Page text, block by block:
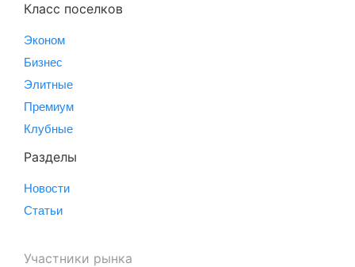
Класс поселков
Эконом
Бизнес
Элитные
Премиум
Клубные
Разделы
Новости
Статьи
Участники рынка